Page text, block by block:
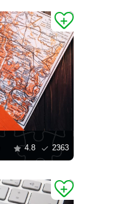
4.8 2363